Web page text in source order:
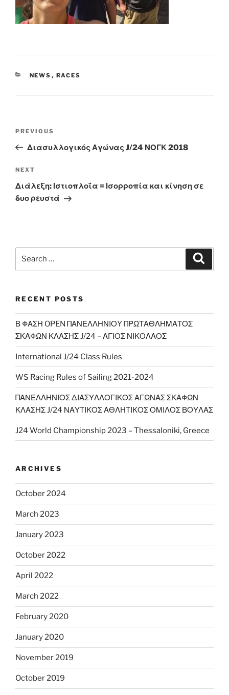
CATEGORIES
NEWS , RACES
Previous
Post
PREVIOUS
Διασυλλογικός Αγώνας J/24 ΝΟΓΚ 2018
Next
Post
NEXT
Διάλεξη: Ιστιοπλοΐα = Ισορροπία και κίνηση σε
δυο ρευστά
RECENT POSTS
Β ΦΑΣΗ OPEN ΠΑΝΕΛΛΗΝΙΟY ΠΡΩΤΑΘΛΗΜΑΤΟΣ
ΣΚΑΦΩΝ ΚΛΑΣΗΣ J/24 – ΑΓΙΟΣ ΝΙΚΟΛΑΟΣ
International J/24 Class Rules
WS Racing Rules of Sailing 2021-2024
ΠΑΝΕΛΛΗΝΙΟΣ ΔΙΑΣΥΛΛΟΓΙΚΟΣ ΑΓΩΝΑΣ ΣΚΑΦΩΝ
ΚΛΑΣΗΣ J/24 ΝΑΥΤΙΚΟΣ ΑΘΛΗΤΙΚΟΣ ΟΜΙΛΟΣ ΒΟΥΛΑΣ
J24 World Championship 2023 – Thessaloniki, Greece
ARCHIVES
October 2024
March 2023
January 2023
October 2022
April 2022
March 2022
February 2020
January 2020
November 2019
October 2019